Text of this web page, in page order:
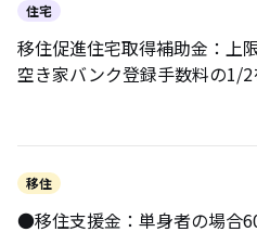
住宅
移住促進住宅取得補助金：上
空き家バンク登録手数料の1/2
移住
●移住支援金：単身者の場合